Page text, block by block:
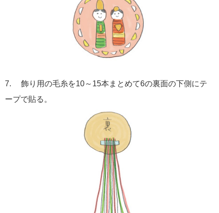
7. 飾り用の毛糸を10～15本まとめて6の裏面の下側にテ
ープで貼る。